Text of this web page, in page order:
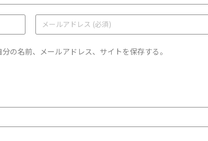
の名前、メールアドレス、サイトを保存する。